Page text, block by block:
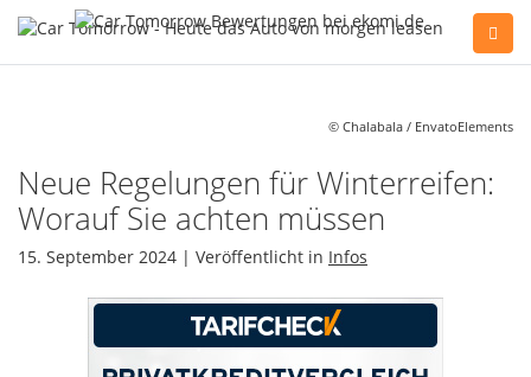
© Chalabala / EnvatoElements
Neue Regelungen für Winterreifen:
Worauf Sie achten müssen
15. September 2024 | Veröffentlicht in Infos
Gerne beraten wir Sie persönlich am Telefon:
Fahrzeug Konfigurator
Alle Hersteller